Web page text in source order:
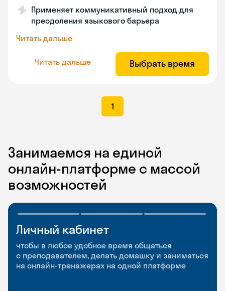
Применяет коммуникативный подход для
преодоления языкового барьера
Читать дальше
Читать дальше Выбрать время
1
Занимаемся на единой
онлайн-платформе с массой
возможностей
Личный кабинет
чтобы в любое удобное время общаться
с преподавателем, делать домашку и заниматься
на онлайн-тренажерах на одной платформе
Мобильное
приложение
чтобы заниматься и изучать новые слова где
и когда удобно
Разговорные клубы
и Talks
Групповые занятия для разговорной практики
и индивидуальные встречи с преподавателями